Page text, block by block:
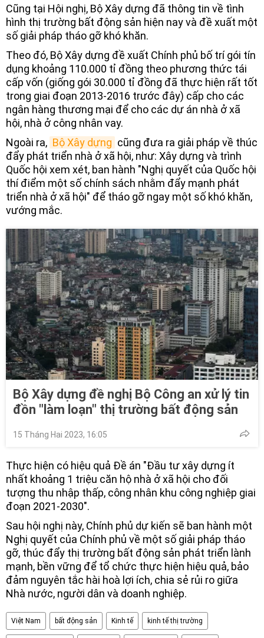
Cũng tại Hội nghị, Bộ Xây dựng đã thông tin về tình
hình thị trường bất động sản hiện nay và đề xuất một
số giải pháp tháo gỡ khó khăn.
Theo đó, Bộ Xây dựng đề xuất Chính phủ bố trí gói tín
dụng khoảng 110.000 tỉ đồng theo phương thức tái
cấp vốn (giống gói 30.000 tỉ đồng đã thực hiện rất tốt
trong giai đoạn 2013-2016 trước đây) cấp cho các
ngân hàng thương mại để cho các dự án nhà ở xã
hội, nhà ở công nhân vay.
Ngoài ra, Bộ Xây dựng cũng đưa ra giải pháp về thúc
đẩy phát triển nhà ở xã hội, như: Xây dựng và trình
Quốc hội xem xét, ban hành "Nghị quyết của Quốc hội
thí điểm một số chính sách nhằm đẩy mạnh phát
triển nhà ở xã hội" để tháo gỡ ngay một số khó khăn,
vướng mắc.
Bộ Xây dựng đề nghị Bộ Công an xử lý tin
đồn "làm loạn" thị trường bất động sản
15 Tháng Hai 2023, 16:05
Thực hiện có hiệu quả Đề án "Đầu tư xây dựng ít
nhất khoảng 1 triệu căn hộ nhà ở xã hội cho đối
tượng thu nhập thấp, công nhân khu công nghiệp giai
đoạn 2021-2030".
Sau hội nghị này, Chính phủ dự kiến sẽ ban hành một
Nghị quyết của Chính phủ về một số giải pháp tháo
gỡ, thúc đẩy thị trường bất động sản phát triển lành
mạnh, bền vững để tổ chức thực hiện hiệu quả, bảo
đảm nguyên tắc hài hoà lợi ích, chia sẻ rủi ro giữa
Nhà nước, người dân và doanh nghiệp.
Việt Nam bất động sản Kinh tế kinh tế thị trường